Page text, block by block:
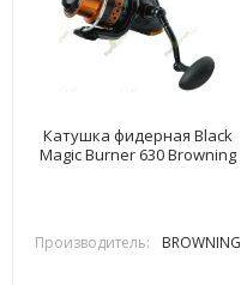
Катушка фидерная Black
Magic Burner 630 Browning
Производитель: BROWNING